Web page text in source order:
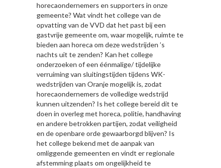
horecaondernemers en supporters in onze
gemeente? Wat vindt het college van de
opvatting van de VVD dat het past bij een
gastvrije gemeente om, waar mogelijk, ruimte te
bieden aan horeca om deze wedstrijden ’s
nachts uit te zenden? Kan het college
onderzoeken of een éénmalige/ tijdelijke
verruiming van sluitingstijden tijdens WK-
wedstrijden van Oranje mogelijk is, zodat
horecaondernemers de volledige wedstrijd
kunnen uitzenden? Is het college bereid dit te
doen in overleg met horeca, politie, handhaving
en andere betrokken partijen, zodat veiligheid
en de openbare orde gewaarborgd blijven? Is
het college bekend met de aanpak van
omliggende gemeenten en vindt er regionale
afstemming plaats om ongelijkheid te